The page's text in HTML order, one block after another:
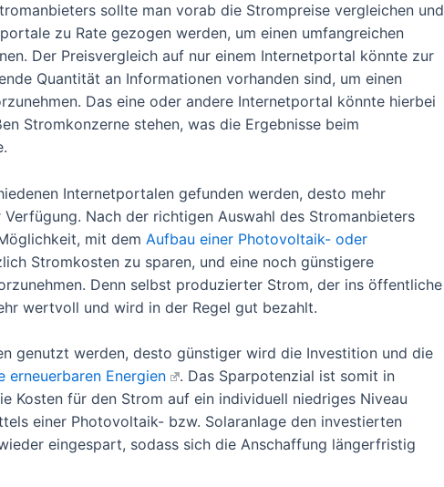
sollte man vorab die Strompreise vergleichen und
zu Rate gezogen werden, um einen umfangreichen
Der Preisvergleich auf nur einem Internetportal könnte zur
Quantität an Informationen vorhanden sind, um einen
Das eine oder andere Internetportal könnte hierbei
Stromkonzerne stehen, was die Ergebnisse beim
Internetportalen gefunden werden, desto mehr
Nach der richtigen Auswahl des Stromanbieters
mit dem Aufbau einer Photovoltaik- oder
Stromkosten zu sparen, und eine noch günstigere
Denn selbst produzierter Strom, der ins öffentliche
wertvoll und wird in der Regel gut bezahlt.
genutzt werden, desto günstiger wird die Investition und die
erneuerbaren Energien
. Das Sparpotenzial ist somit in
Kosten für den Strom auf ein individuell niedriges Niveau
einer Photovoltaik- bzw. Solaranlage den investierten
eingespart, sodass sich die Anschaffung längerfristig